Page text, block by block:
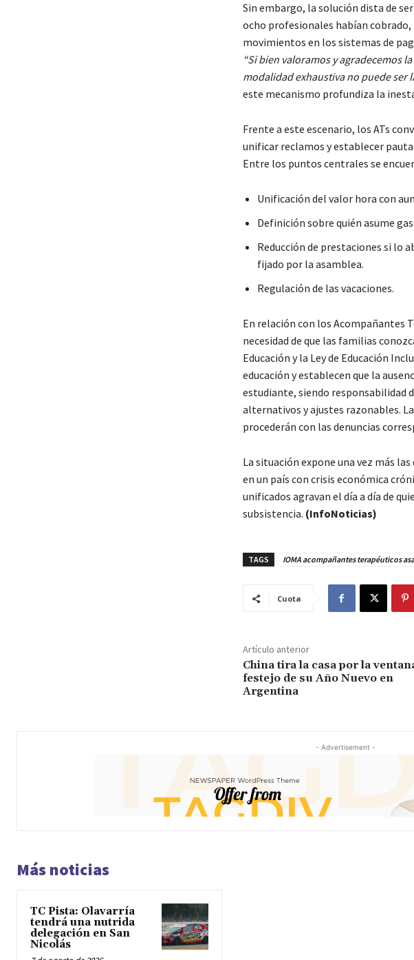
Sin embargo, la solución dista de
ocho profesionales habían
movimientos en los sistemas de
“Si bien valoramos y agradecemos
modalidad exhaustiva no puede ser
este mecanismo profundiza la
Frente a este escenario, los ATs
unificar reclamos y establecer
Entre los puntos centrales se
Unificación del valor hora con
Definición sobre quién asume
Reducción de prestaciones si lo
fijado por la asamblea.
Regulación de las vacaciones.
En relación con los Acompañantes
necesidad de que las familias
Educación y la Ley de Educación
educación y establecen que la
estudiante, siendo responsabilidad
alternativos y ajustes razonables.
procederán con las denuncias
La situación expone una vez más
en un país con crisis económica
unificados agravan el día a día de
subsistencia. (InfoNoticias)
TAGS IOMA acompañantes terapéuticos
Cuota
Artículo anterior
China tira la casa por la
festejo de su Año Nuevo en
Argentina
- Advertisement -
Más noticias
TC Pista: Olavarría
tendrá una nutrida
delegación en San
Nicolás